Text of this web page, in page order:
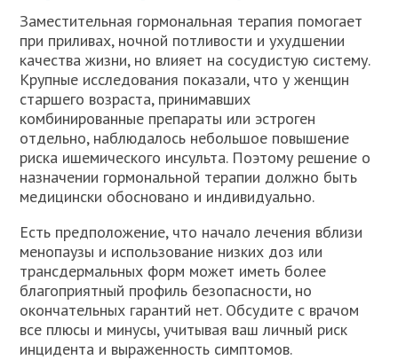
Заместительная гормональная терапия помогает
при приливах, ночной потливости и ухудшении
качества жизни, но влияет на сосудистую систему.
Крупные исследования показали, что у женщин
старшего возраста, принимавших
комбинированные препараты или эстроген
отдельно, наблюдалось небольшое повышение
риска ишемического инсульта. Поэтому решение о
назначении гормональной терапии должно быть
медицински обосновано и индивидуально.
Есть предположение, что начало лечения вблизи
менопаузы и использование низких доз или
трансдермальных форм может иметь более
благоприятный профиль безопасности, но
окончательных гарантий нет. Обсудите с врачом
все плюсы и минусы, учитывая ваш личный риск
инцидента и выраженность симптомов.